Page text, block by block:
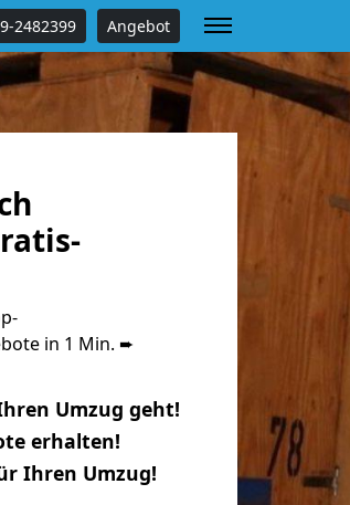
2482399 Angebot
in 1 Min. ➨
Umzug geht!
erhalten!
Ihren Umzug!